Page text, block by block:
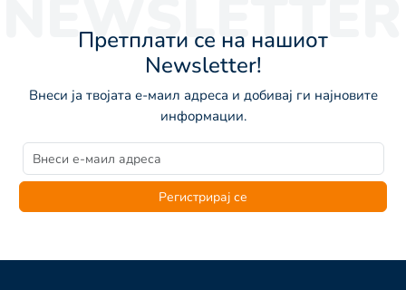
NEWSLETTER
Претплати се на нашиот
Newsletter!
Внеси ја твојата е-маил адреса и добивај ги најновите
информации.
Регистрирај се